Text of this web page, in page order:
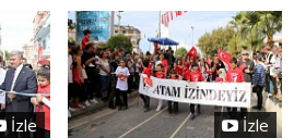
İzle İzle